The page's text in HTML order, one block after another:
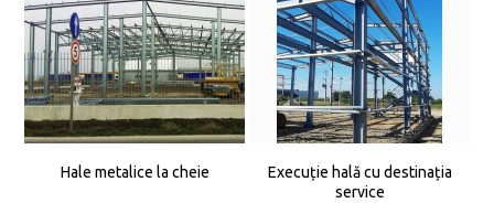
Hale metalice la cheie
Execuție hală cu destinația
service